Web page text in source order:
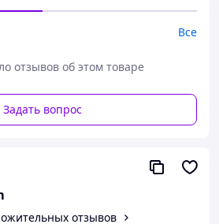
черная TD-54928
х 8
Все
отзывов об этом товаре
Задать вопрос
отзывов